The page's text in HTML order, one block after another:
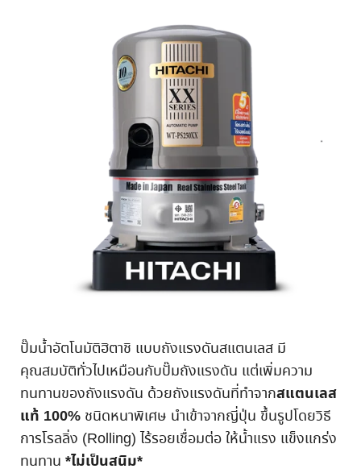
ปั๊มน้ำอัตโนมัติฮิตาชิ แบบถังแรงดันสแตนเลส มี
คุณสมบัติทั่วไปเหมือนกับปั๊มถังแรงดัน แต่เพิ่มความ
ทนทานของถังแรงดัน ด้วยถังแรงดันที่ทำจากสแตนเลส
แท้ 100% ชนิดหนาพิเศษ นำเข้าจากญี่ปุ่น ขึ้นรูปโดยวิธี
การโรลลิ่ง (Rolling) ไร้รอยเชื่อมต่อ ให้น้ำแรง แข็งแกร่ง
ทนทาน *ไม่เป็นสนิม*